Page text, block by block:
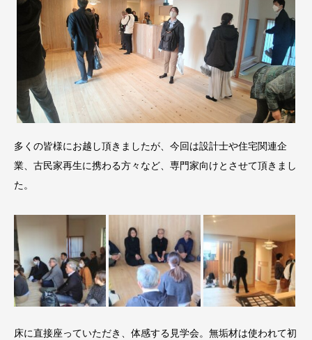
多くの皆様にお越し頂きましたが、今回は設計士や住宅関連企
業、古民家再生に携わる方々など、専門家向けとさせて頂きまし
た。
床に直接座っていただき、体感する見学会。無垢材は使われて初